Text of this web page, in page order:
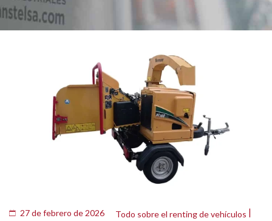
27 de febrero de 2026 Todo sobre el renting de vehículos |